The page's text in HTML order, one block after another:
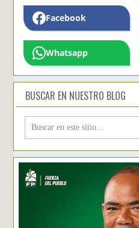
Facebook
Whatsapp
BUSCAR EN NUESTRO BLOG